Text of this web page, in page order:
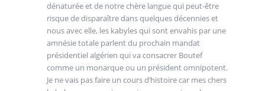
dénaturée et de notre chère langue qui peut-être
risque de disparaître dans quelques décennies et
nous avec elle, les kabyles qui sont envahis par une
amnésie totale parlent du prochain mandat
présidentiel algérien qui va consacrer Boutef
comme un monarque ou un président omnipotent.
Je ne vais pas faire un cours d’histoire car mes chers